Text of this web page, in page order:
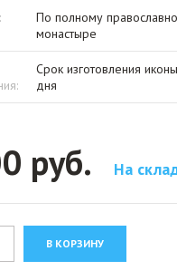
По полному
монастыре
Срок изготовления
дня
руб. На